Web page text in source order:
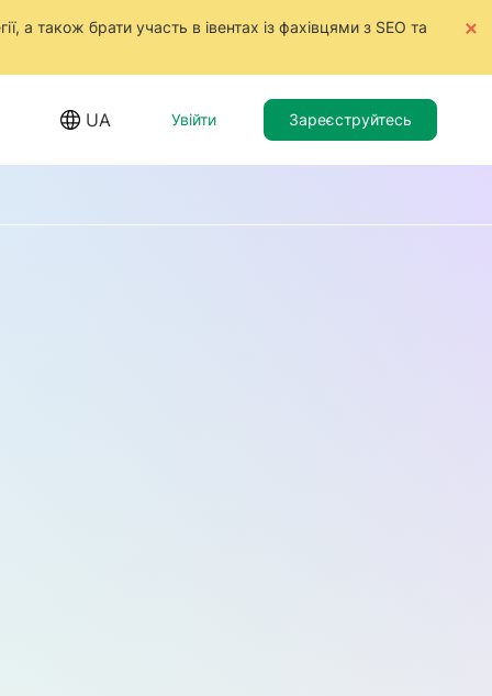
а також брати участь в івентах із фахівцями з SEO та
UA Увійти Зареєструйтесь